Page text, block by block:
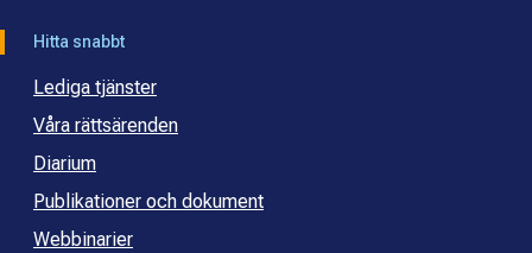
Hitta snabbt
Lediga tjänster
Våra rättsärenden
Diarium
Publikationer och dokument
Webbinarier